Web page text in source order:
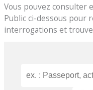
Vous pouvez consulter
Public ci-dessous pour
interrogations et